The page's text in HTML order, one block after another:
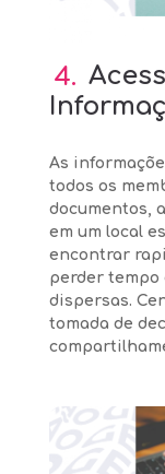
4.
As
todos os
documentos,
em um local
encontrar
perder tempo
dispersas.
tomada de